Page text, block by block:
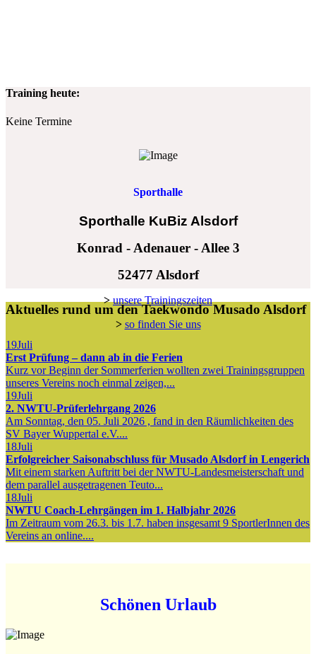
Training heute:
Keine Termine
Sporthalle
Sporthalle KuBiz Alsdorf
Konrad - Adenauer - Allee 3
52477 Alsdorf
> unsere Trainingszeiten
> so finden Sie uns
Aktuelles rund um den Taekwondo Musado Alsdorf
19Juli
Erst Prüfung – dann ab in die Ferien
Kurz vor Beginn der Sommerferien wollten zwei Trainingsgruppen
unseres Vereins noch einmal zeigen,...
19Juli
2. NWTU-Prüferlehrgang 2026
Am Sonntag, den 05. Juli 2026 , fand in den Räumlichkeiten des
SV Bayer Wuppertal e.V....
18Juli
Erfolgreicher Saisonabschluss für Musado Alsdorf in Lengerich
Mit einem starken Auftritt bei der NWTU-Landesmeisterschaft und
dem parallel ausgetragenen Teuto...
18Juli
NWTU Coach-Lehrgängen im 1. Halbjahr 2026
Im Zeitraum vom 26.3. bis 1.7. haben insgesamt 9 SportlerInnen des
Vereins an online....
Schönen Urlaub